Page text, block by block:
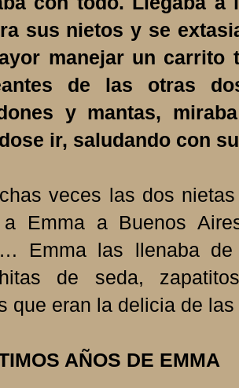
sus nietos y se
manejar un
de las otras
y mantas,
ir, saludando con
veces las dos nietas
a Emma a Buenos
Emma las llenaba
de seda,
que eran la delicia de
AÑOS DE EMMA